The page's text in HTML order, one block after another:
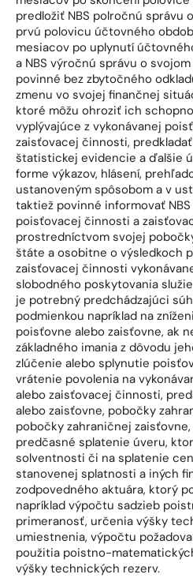
predložiť NBS polročnú správu
prvú polovicu účtovného
mesiacov po uplynutí
a NBS výročnú správu o
povinné bez zbytočného
zmenu vo svojej finančnej
ktoré môžu ohroziť ich
vyplývajúce z vykonávanej
zaisťovacej činnosti,
štatistickej evidencie a ďalšie
forme výkazov, hlásení,
ustanoveným spôsobom a v
taktiež povinné informovať
poisťovacej činnosti a
prostredníctvom svojej
štáte a osobitne o výsledkoch
zaisťovacej činnosti
slobodného poskytovania
je potrebný predchádzajúci
podmienkou napríklad na
poisťovne alebo zaisťovne, ak
základného imania z dôvodu
zlúčenie alebo splynutie
vrátenie povolenia na
alebo zaisťovacej činnosti,
alebo zaisťovne, pobočky
pobočky zahraničnej
predčasné splatenie úveru,
solventnosti či na splatenie
stanovenej splatnosti a iných
zodpovedného aktuára, ktorý
napríklad výpočtu sadzieb
primeranosť, určenia výšky
umiestnenia, výpočtu
použitia poistno-
výšky technických rezerv.